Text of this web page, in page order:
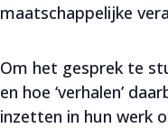
maatschappelijke
Om het gesprek te
en hoe ‘verhalen’
inzetten in hun werk